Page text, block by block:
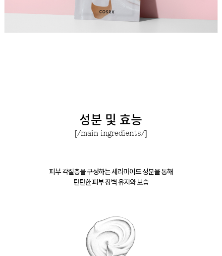
성분 및 효능
[/main ingredients/]
피부 각질층을 구성하는 세라마이드 성분을 통해
탄탄한 피부 장벽 유지와 보습